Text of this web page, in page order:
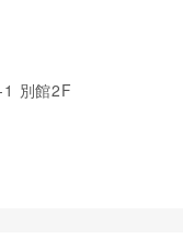
別館2F